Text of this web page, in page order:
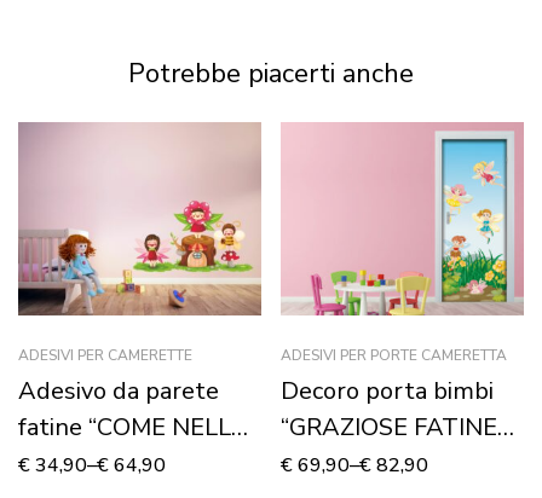
Potrebbe piacerti anche
ADESIVI PER CAMERETTE
Adesivo da parete
fatine “COME NELLE
FIABE” – Adesivo
€34,90–€64,90
ADESIVI PER PORTE CAMERETTA
Decoro porta bimbi
“GRAZIOSE FATINE
DEL BOSCO”
€69,90–€82,90